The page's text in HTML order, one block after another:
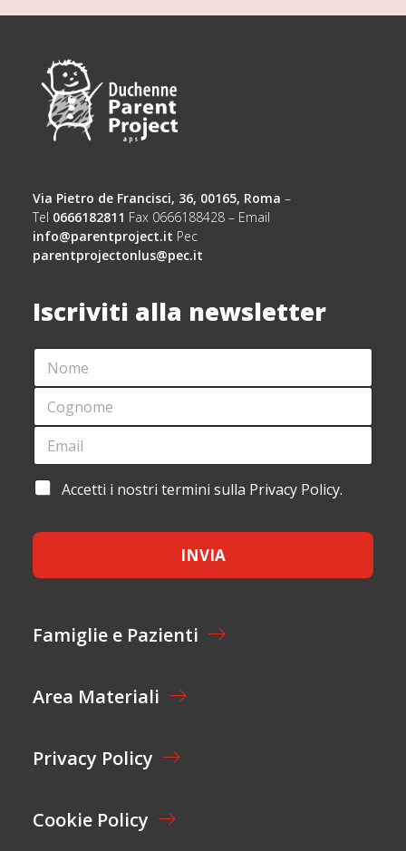
Via Pietro de Francisci, 36, 00165, Roma –
Tel 0666182811 Fax 0666188428 – Email
info@parentproject.it Pec
parentprojectonlus@pec.it
Iscriviti alla newsletter
*
O
E
N
M
*
C
G
O
E
E
A
I
L
A
E
T
O
*
Accetti i nostri termini sulla Privacy Policy.
INVIA
Famiglie e Pazienti
Area Materiali
Privacy Policy
Cookie Policy